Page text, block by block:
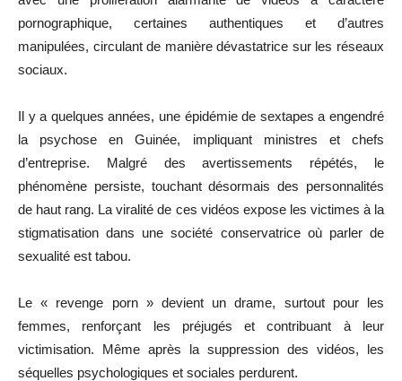
pornographique, certaines authentiques et d’autres
manipulées, circulant de manière dévastatrice sur les réseaux
sociaux.
Il y a quelques années, une épidémie de sextapes a engendré
la psychose en Guinée, impliquant ministres et chefs
d’entreprise. Malgré des avertissements répétés, le
phénomène persiste, touchant désormais des personnalités
de haut rang. La viralité de ces vidéos expose les victimes à la
stigmatisation dans une société conservatrice où parler de
sexualité est tabou.
Le « revenge porn » devient un drame, surtout pour les
femmes, renforçant les préjugés et contribuant à leur
victimisation. Même après la suppression des vidéos, les
séquelles psychologiques et sociales perdurent.